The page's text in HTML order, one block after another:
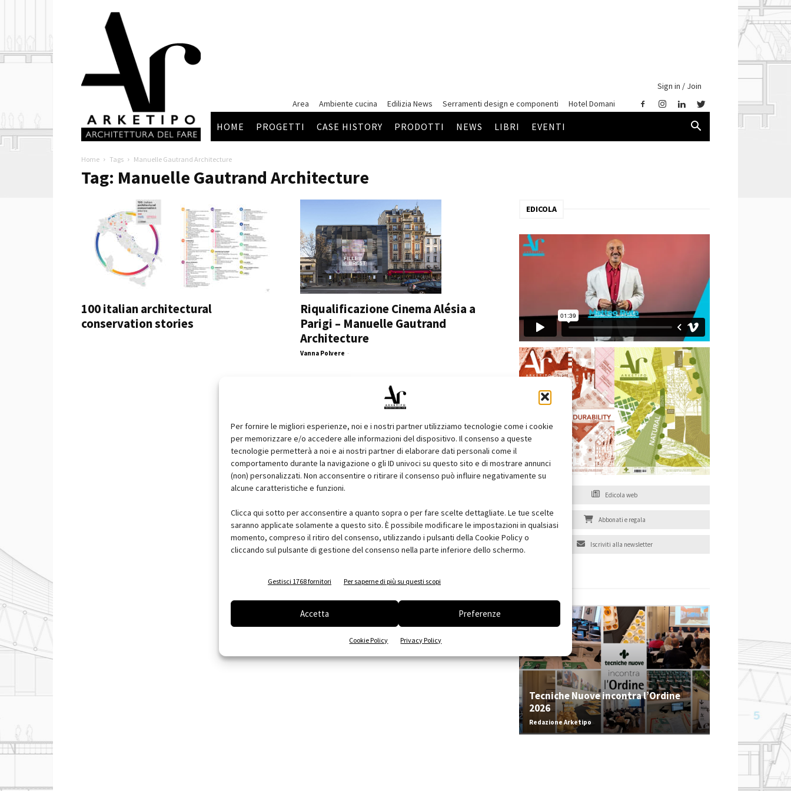
Per fornire le migliori esperienze, noi e i nostri partner utilizziamo tecnologie come i cookie
per memorizzare e/o accedere alle informazioni del dispositivo. Il consenso a queste
tecnologie permetterà a noi e ai nostri partner di elaborare dati personali come il
comportamento durante la navigazione o gli ID univoci su questo sito e di mostrare annunci
(non) personalizzati. Non acconsentire o ritirare il consenso può influire negativamente su
alcune caratteristiche e funzioni.
Clicca qui sotto per acconsentire a quanto sopra o per fare scelte dettagliate. Le tue scelte
saranno applicate solamente a questo sito. È possibile modificare le impostazioni in qualsiasi
momento, compreso il ritiro del consenso, utilizzando i pulsanti della Cookie Policy o
cliccando sul pulsante di gestione del consenso nella parte inferiore dello schermo.
Gestisci 1768 fornitori Per saperne di più su questi scopi
Accetta Preferenze
Cookie Policy Privacy Policy
Arketipo
Sign in / Join
Area
Ambiente cucina Edilizia News Serramenti design e componenti Hotel Domani
HOME PROGETTI CASE HISTORY PRODOTTI NEWS LIBRI EVENTI
Home Tags Manuelle Gautrand Architecture
Tag: Manuelle Gautrand Architecture
100 italian architectural
conservation stories
Riqualificazione Cinema Alésia a
Parigi – Manuelle Gautrand
Architecture
Vanna Polvere -
EDICOLA
Edicola web
Abbonati e regala
Iscriviti alla newsletter
Tecniche Nuove incontra l’Ordine
2026
Redazione Arketipo